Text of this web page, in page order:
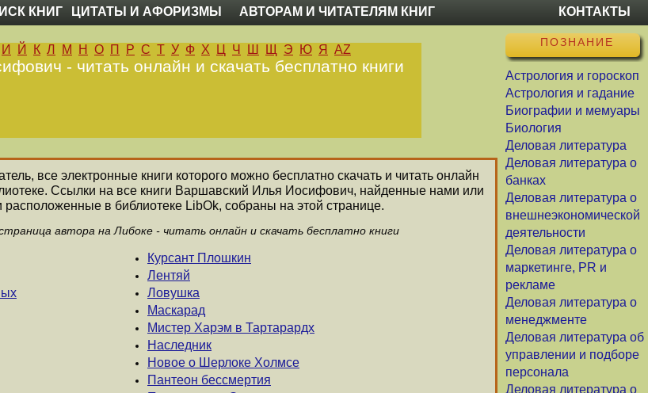
КНИГ ЦИТАТЫ И АФОРИЗМЫ АВТОРАМ И ЧИТАТЕЛЯМ КНИГ КОНТАКТЫ
ПОЗНАНИЕ
Астрология и гороскоп
Астрология и гадание
Биографии и мемуары
Биология
Деловая литература
Деловая литература о
банках
Деловая литература о
внешнеэкономической
деятельности
Деловая литература о
маркетинге, PR и
рекламе
Деловая литература о
менеджменте
Деловая литература об
управлении и подборе
персонала
Деловая литература о
И Й К Л М Н О П Р С Т У Ф Х Ц Ч Ш Щ Э Ю Я AZ
- читать онлайн и скачать бесплатно книги
все электронные книги которого можно бесплатно скачать и читать онлайн
Ссылки на все книги Варшавский Илья Иосифович, найденные нами или
в библиотеке LibOk, собраны на этой странице.
автора на Либоке - читать онлайн и скачать бесплатно книги
Курсант Плошкин
Лентяй
Ловушка
Маскарад
Мистер Харэм в Тартарардх
Наследник
Новое о Шерлоке Холмсе
Пантеон бессмертия